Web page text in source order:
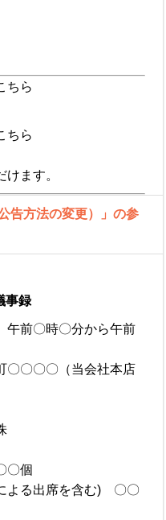
ちら
ちら
ます。
告方法の変更）」の参
事録
前〇時〇分から午前
〇〇〇（当会社本店
〇個
よる出席を含む) 〇〇